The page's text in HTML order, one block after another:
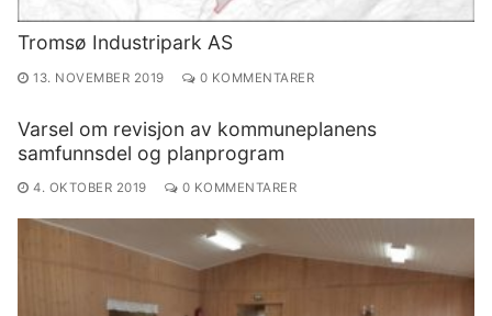
Tromsø Industripark AS
13. NOVEMBER 2019 0 KOMMENTARER
Varsel om revisjon av kommuneplanens
samfunnsdel og planprogram
4. OKTOBER 2019 0 KOMMENTARER